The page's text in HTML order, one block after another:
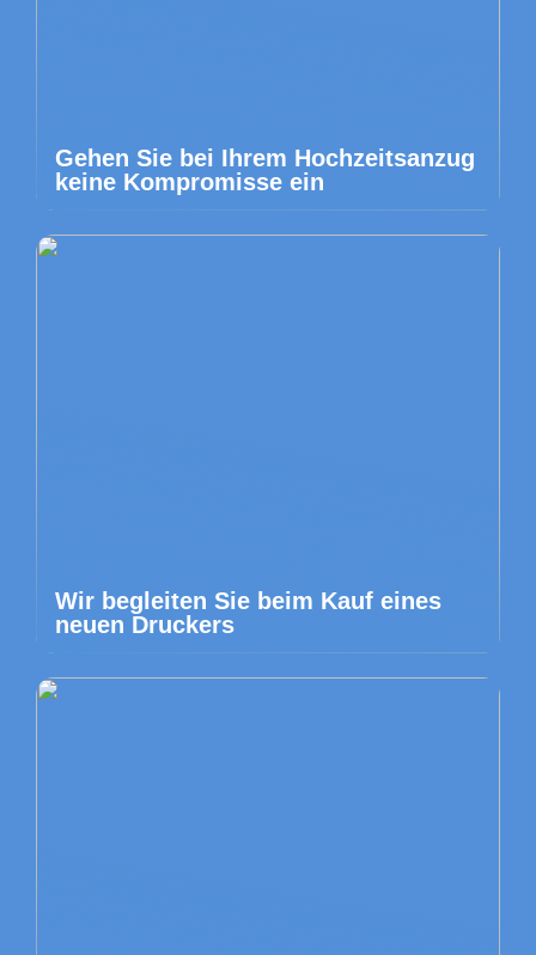
Gehen Sie bei Ihrem Hochzeitsanzug
keine Kompromisse ein
Wir begleiten Sie beim Kauf eines
neuen Druckers